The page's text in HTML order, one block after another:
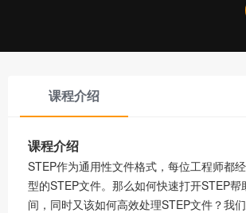
课程介绍
课程介绍
STEP作为通用性文件格式，每位工程师都
型的STEP文件。那么如何快速打开STEP帮
间，同时又该如何高效处理STEP文件？我